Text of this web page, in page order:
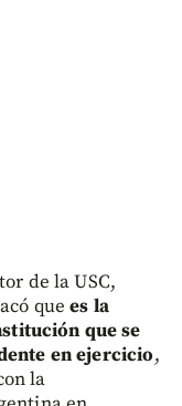
de la USC,
que es la
que se
en ejercicio,
la